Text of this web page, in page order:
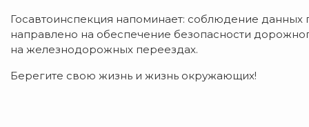
Госавтоинспекция напоминает: соблюдение данных
направлено на обеспечение безопасности
на железнодорожных переездах.
Берегите свою жизнь и жизнь окружающих!